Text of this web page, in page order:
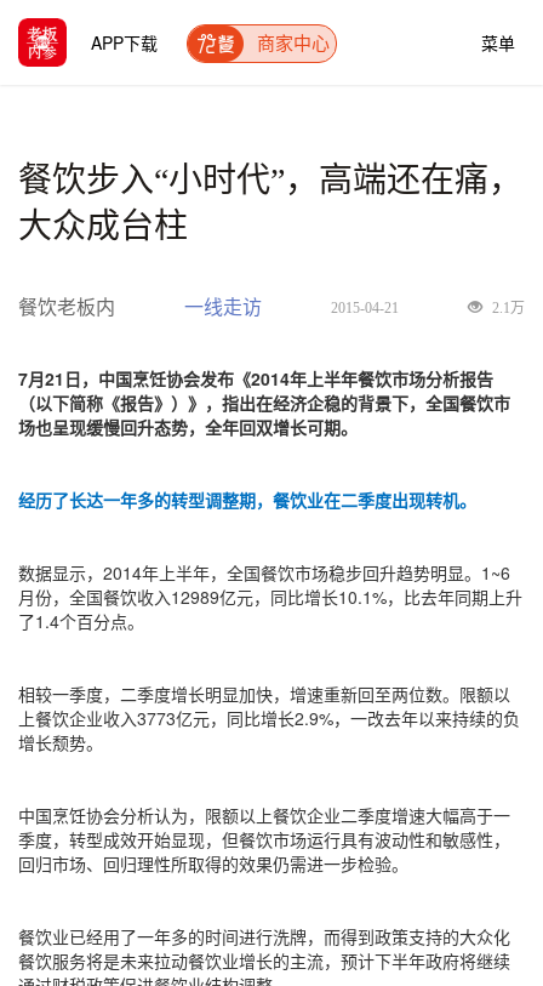
菜单
APP下载 商家中心
餐饮步入“小时代”，高端还在痛，
大众成台柱
餐饮老板内 一线走访 2015-04-21 2.1万
7月21日，中国烹饪协会发布《2014年上半年餐饮市场分析报告
（以下简称《报告》）》，指出在经济企稳的背景下，全国餐饮市
场也呈现缓慢回升态势，全年回双增长可期。
经历了长达一年多的转型调整期，餐饮业在二季度出现转机。
数据显示，2014年上半年，全国餐饮市场稳步回升趋势明显。1~6
月份，全国餐饮收入12989亿元，同比增长10.1%，比去年同期上升
了1.4个百分点。
相较一季度，二季度增长明显加快，增速重新回至两位数。限额以
上餐饮企业收入3773亿元，同比增长2.9%，一改去年以来持续的负
增长颓势。
中国烹饪协会分析认为，限额以上餐饮企业二季度增速大幅高于一
季度，转型成效开始显现，但餐饮市场运行具有波动性和敏感性，
回归市场、回归理性所取得的效果仍需进一步检验。
餐饮业已经用了一年多的时间进行洗牌，而得到政策支持的大众化
餐饮服务将是未来拉动餐饮业增长的主流，预计下半年政府将继续